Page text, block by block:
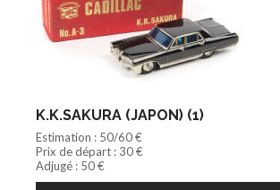
K.K.SAKURA (JAPON) (1)
Estimation : 50/60 €
Prix de départ : 30 €
Adjugé : 50 €